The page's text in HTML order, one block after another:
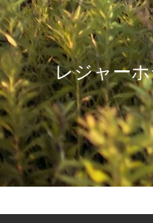
レジャー